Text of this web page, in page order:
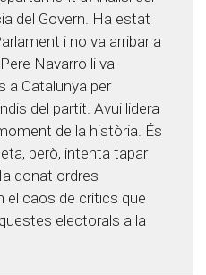
del Govern. Ha estat
i no va arribar a
Navarro li va
a Catalunya per
del partit. Avui lidera
de la història. És
però, intenta tapar
donat ordres
el caos de crítics que
electorals a la